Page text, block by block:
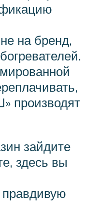
на бренд,
производят
зайдите
здесь вы